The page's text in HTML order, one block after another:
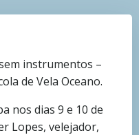
instrumentos –
de Vela Oceano.
nos dias 9 e 10 de
Lopes, velejador,